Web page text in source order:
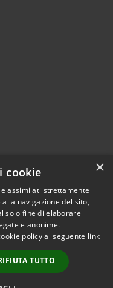
© 2026 • Comune di
• Powered by
Municipium•
Accesso
redazione
×
cookie
assimilati strettamente
navigazione del sito,
solo fine di elaborare
e anonime.
policy al seguente link
TUTTO